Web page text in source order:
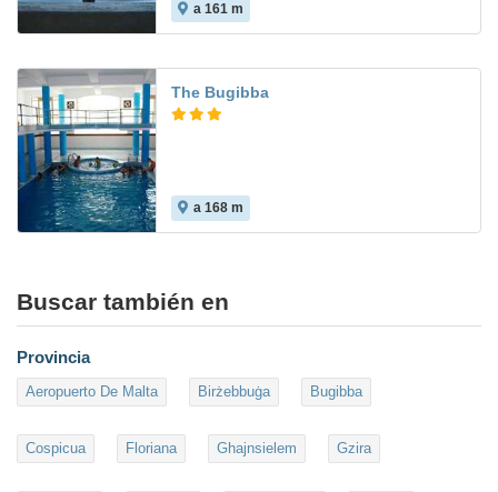
a 161 m
The Bugibba
a 168 m
Buscar también en
Provincia
Aeropuerto De Malta Birżebbuġa Bugibba
Cospicua Floriana Ghajnsielem Gzira